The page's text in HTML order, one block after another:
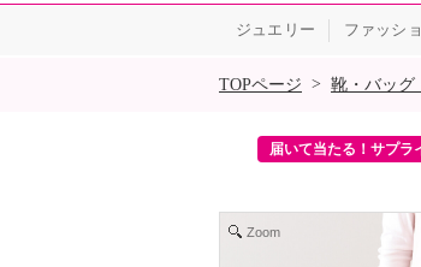
ジュエリー ファッシ
SALE
TOPページ > 靴・バッグ
届いて当たる！サプラ
Zoom